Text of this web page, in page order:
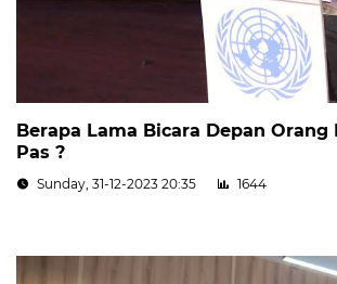
Berapa Lama Bicara Depan Orang
Pas ?
Sunday, 31-12-2023 20:35 1644